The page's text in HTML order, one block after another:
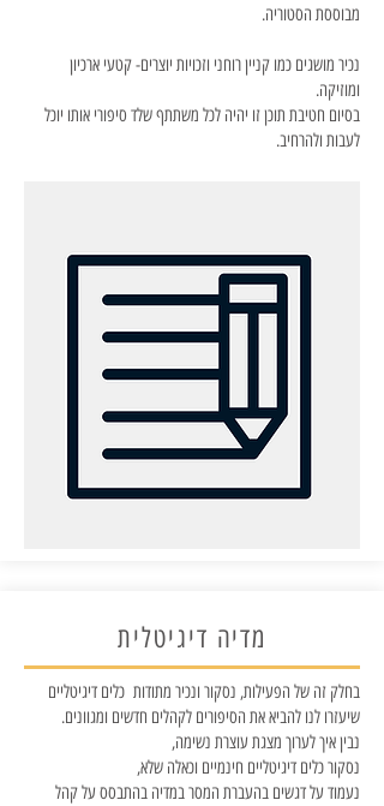
מבוססת הסטוריה.
נכיר מושגים כמו קניין רוחני וזכויות יוצרים- קטעי ארכיון
ומוזיקה.
בסיום חטיבת תוכן זו יהיה לכל משתתף שלד סיפורי אותו יוכל
לעבות ולהרחיב.
מדיה דיגיטלית
בחלק זה של הפעילות, נסקור ונכיר מתודות כלים דיגיטליים
שיעזרו לנו להביא את הסיפורים לקהלים חדשים ומגוונים.
נבין איך לערוך מצגת עוצרת נשימה,
נסקור כלים דיגיטליים חינמיים וכאלה שלא,
נעמוד על דגשים בהעברת המסר במדיה בהתבסס על קהל